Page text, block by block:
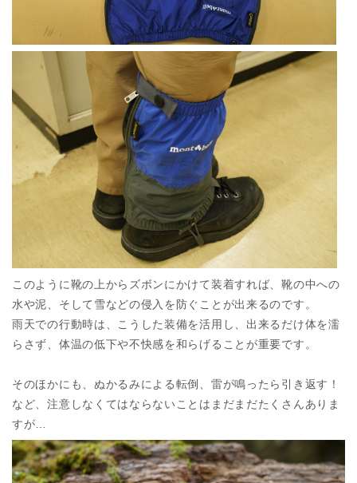
このように靴の上からズボンにかけて装着すれば、靴の中への
水や泥、そして雪などの侵入を防ぐことが出来るのです。
雨天での行動時は、こうした装備を活用し、出来るだけ体を濡
らさず、体温の低下や不快感を和らげることが重要です。
そのほかにも、ぬかるみによる転倒、雷が鳴ったら引き返す！
など、注意しなくてはならないことはまだまだたくさんありま
すが…